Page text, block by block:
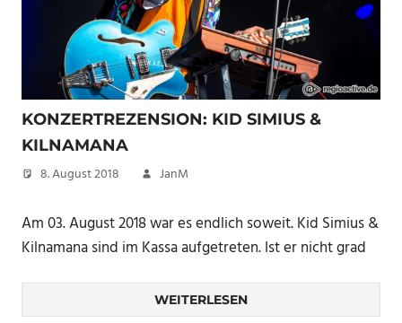
KONZERTREZENSION: KID SIMIUS &
KILNAMANA
8. August 2018 JanM
Am 03. August 2018 war es endlich soweit. Kid Simius &
Kilnamana sind im Kassa aufgetreten. Ist er nicht grad
WEITERLESEN